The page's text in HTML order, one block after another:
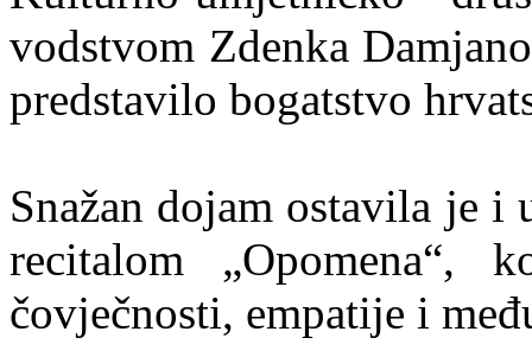
vodstvom Zdenka
predstavilo bogatstvo
Snažan dojam ostavila je i
recitalom „Opomena“,
čovječnosti, empatije i